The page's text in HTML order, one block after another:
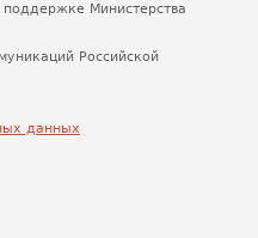
Министерства
Российской
данных